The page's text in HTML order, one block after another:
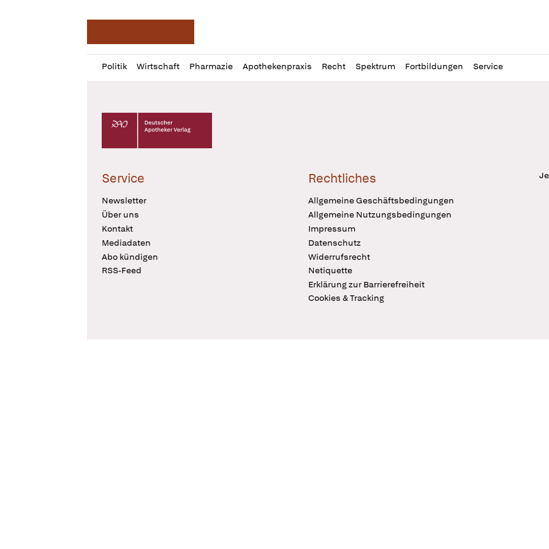
Politik Wirtschaft Pharmazie Apothekenpraxis Recht Spektrum Fortbildungen Service
Profil
öffnen
Daz
Pur
Deutscher Apotheker Verlag Logo
Service
Newsletter
Über uns
Kontakt
Mediadaten
Abo kündigen
RSS-Feed
Rechtliches
Allgemeine Geschäftsbedingungen
Allgemeine Nutzungsbedingungen
Impressum
Datenschutz
Widerrufsrecht
Netiquette
Erklärung zur Barrierefreiheit
Cookies & Tracking